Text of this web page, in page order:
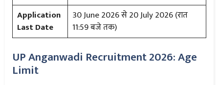
Application
Last Date
30 June 2026 से 20 July 2026 (रात
11:59 बजे तक)
UP Anganwadi Recruitment 2026: Age
Limit